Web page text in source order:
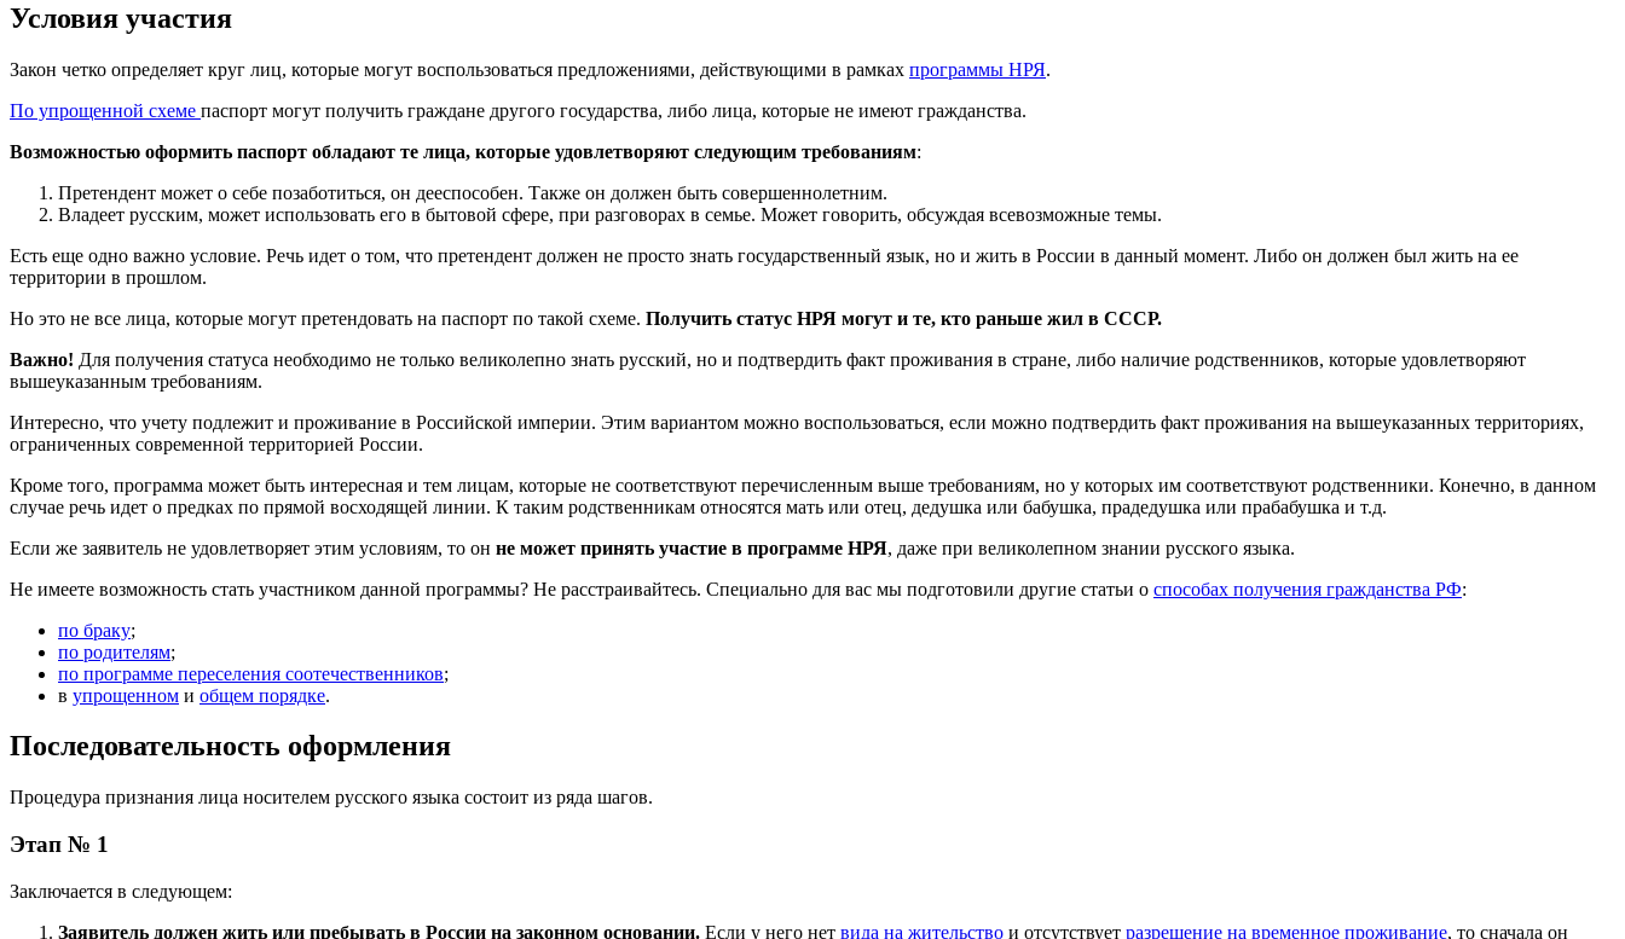
Условия участия
Закон четко определяет круг лиц, которые могут воспользоваться предложениями, действующими в рамках программы НРЯ.
По упрощенной схеме паспорт могут получить граждане другого государства, либо лица, которые не имеют гражданства.
Возможностью оформить паспорт обладают те лица, которые удовлетворяют следующим требованиям:
Претендент может о себе позаботиться, он дееспособен. Также он должен быть совершеннолетним.
Владеет русским, может использовать его в бытовой сфере, при разговорах в семье. Может говорить, обсуждая всевозможные темы.
Есть еще одно важно условие. Речь идет о том, что претендент должен не просто знать государственный язык, но и жить в России в данный момент. Либо он должен был жить на ее
территории в прошлом.
Но это не все лица, которые могут претендовать на паспорт по такой схеме. Получить статус НРЯ могут и те, кто раньше жил в СССР.
Важно! Для получения статуса необходимо не только великолепно знать русский, но и подтвердить факт проживания в стране, либо наличие родственников, которые удовлетворяют
вышеуказанным требованиям.
Интересно, что учету подлежит и проживание в Российской империи. Этим вариантом можно воспользоваться, если можно подтвердить факт проживания на вышеуказанных территориях,
ограниченных современной территорией России.
Кроме того, программа может быть интересная и тем лицам, которые не соответствуют перечисленным выше требованиям, но у которых им соответствуют родственники. Конечно, в данном
случае речь идет о предках по прямой восходящей линии. К таким родственникам относятся мать или отец, дедушка или бабушка, прадедушка или прабабушка и т.д.
Если же заявитель не удовлетворяет этим условиям, то он не может принять участие в программе НРЯ, даже при великолепном знании русского языка.
Не имеете возможность стать участником данной программы? Не расстраивайтесь. Специально для вас мы подготовили другие статьи о способах получения гражданства РФ:
по браку;
по родителям;
по программе переселения соотечественников;
в упрощенном и общем порядке.
Последовательность оформления
Процедура признания лица носителем русского языка состоит из ряда шагов.
Этап № 1
Заключается в следующем:
Заявитель должен жить или пребывать в России на законном основании. Если у него нет вида на жительство и отсутствует разрешение на временное проживание, то сначала он